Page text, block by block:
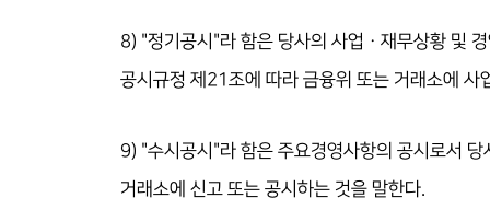
8) "정기공시"라 함은 당사의 사업ㆍ재무상황 및
공시규정 제21조에 따라 금융위 또는 거래소에 사
9) "수시공시"라 함은 주요경영사항의 공시로서
거래소에 신고 또는 공시하는 것을 말한다.